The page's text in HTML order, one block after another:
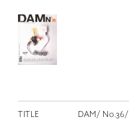
スカラシップ受賞者
CONTACT
TITLE DAM/ No.36/